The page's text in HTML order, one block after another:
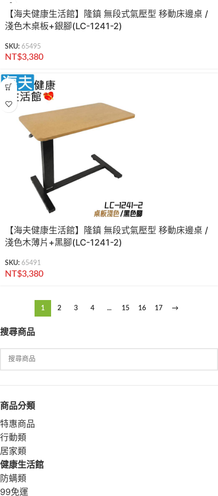
搜尋商品
商品分類
特惠商品
行動類
居家類
健康生活館
防螨類
99免運
【海夫健康生活館】隆鎮 無段式氣壓型 移動床邊桌 /
淺色木桌板+銀腳(LC-1241-2)
SKU: 65495
NT$3,380
【海夫健康生活館】隆鎮 無段式氣壓型 移動床邊桌 /
淺色木薄片+黑腳(LC-1241-2)
SKU: 65491
NT$3,380
1 2 3 4 ... 15 16 17 →